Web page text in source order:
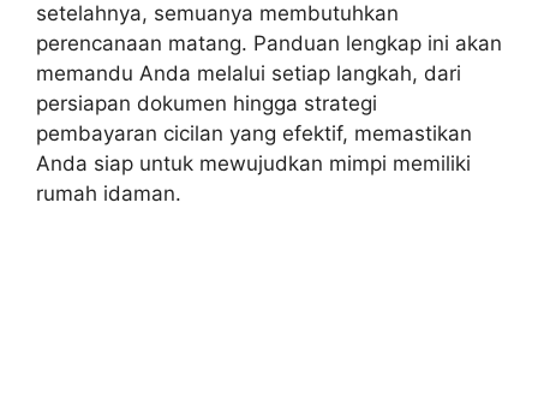
setelahnya, semuanya membutuhkan
perencanaan matang. Panduan lengkap ini akan
memandu Anda melalui setiap langkah, dari
persiapan dokumen hingga strategi
pembayaran cicilan yang efektif, memastikan
Anda siap untuk mewujudkan mimpi memiliki
rumah idaman.